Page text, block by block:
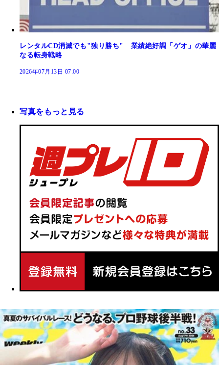
レンタルCD消滅でも"独り勝ち" 業績絶好調「ゲオ」の華麗
なる転身戦略
2026年07月13日 07:00
写真をもっと見る